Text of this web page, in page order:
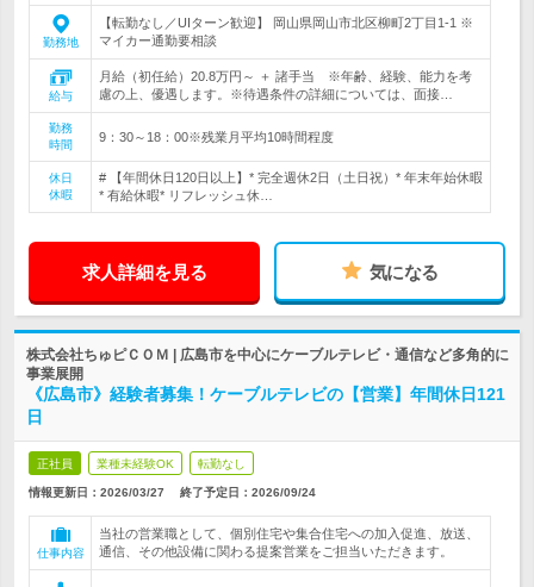
勤務地
【転勤なし／UIターン歓迎】 岡山県岡山市北区柳町2丁目1-1 ※
マイカー通勤要相談
給与
月給（初任給）20.8万円～ ＋ 諸手当 ※年齢、経験、能力を考
慮の上、優遇します。※待遇条件の詳細については、面接…
勤務
時間
9：30～18：00※残業月平均10時間程度
休日
休暇
# 【年間休日120日以上】* 完全週休2日（土日祝）* 年末年始休暇
* 有給休暇* リフレッシュ休…
求人詳細を見る 気になる
株式会社ちゅピＣＯＭ | 広島市を中心にケーブルテレビ・通信など多角的に
事業展開
《広島市》経験者募集！ケーブルテレビの【営業】年間休日121
日
正社員 業種未経験OK 転勤なし
情報更新日：2026/03/27 終了予定日： 2026/09/24
仕事内容
当社の営業職として、個別住宅や集合住宅への加入促進、放送、
通信、その他設備に関わる提案営業をご担当いただきます。